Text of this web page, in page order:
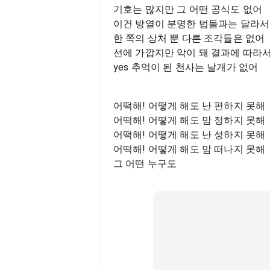
기호는 많지만 그 어떤 공식도 없어
이건 방열이 분명한 법들과는 달라서
한 쪽의 상처 뿐 다른 조각들은 없어
선에 가깝지만 악이 돼 결과에 따라
yes 추억이 된 천사는 날개가 없어
어떡해! 어떻게 해도 난 편하지 못해
어떡해! 어떻게 해도 맘 정하지 못해
어떡해! 어떻게 해도 난 성하지 못해
어떡해! 어떻게 해도 맘 떠나지 못해
그 어떤 누구도